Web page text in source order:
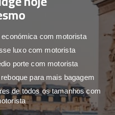
com motorista
luxo com motorista
porte com motorista
para mais bagagem
de todos os tamanhos com